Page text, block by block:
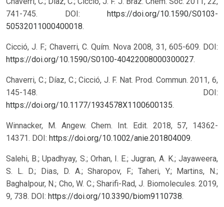
741-745. DOI: https://doi.org/10.1590/S0103-
50532011000400018.
Cicció, J. F.; Chaverri, C. Quím. Nova 2008, 31, 605-609. DOI:
https://doi.org/10.1590/S0100-40422008000300027.
Chaverri, C.; Díaz, C.; Cicció, J. F. Nat. Prod. Commun. 2011, 6,
145-148. DOI:
https://doi.org/10.1177/1934578X1100600135.
Winnacker, M. Angew. Chem. Int. Edit. 2018, 57, 14362-
14371. DOI: https://doi.org/10.1002/anie.201804009.
Salehi, B.; Upadhyay, S.; Orhan, I. E.; Jugran, A. K.; Jayaweera,
S. L. D.; Dias, D. A.; Sharopov, F.; Taheri, Y.; Martins, N.;
Baghalpour, N.; Cho, W. C.; Sharifi-Rad, J. Biomolecules. 2019,
9, 738. DOI: https://doi.org/10.3390/biom9110738.